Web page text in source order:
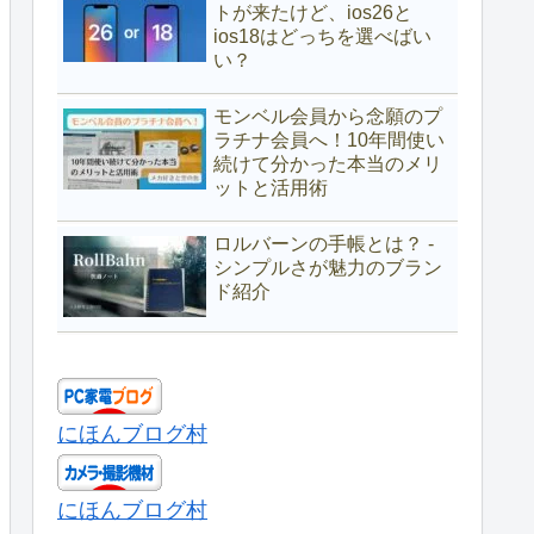
トが来たけど、ios26と
ios18はどっちを選べばい
い？
モンベル会員から念願のプ
ラチナ会員へ！10年間使い
続けて分かった本当のメリ
ットと活用術
ロルバーンの手帳とは？ -
シンプルさが魅力のブラン
ド紹介
にほんブログ村
にほんブログ村